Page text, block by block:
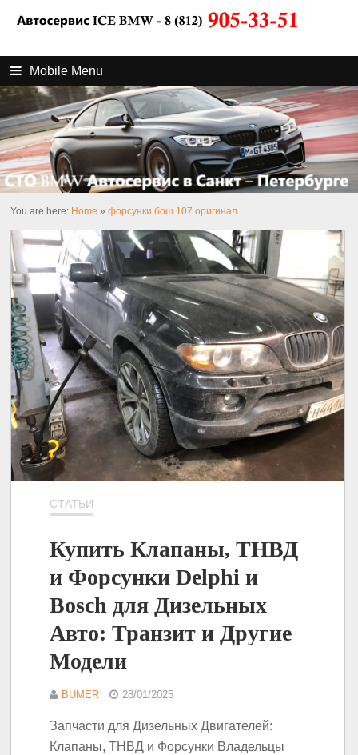
Mobile Menu
You are here: Home »форсунки бош 107 оригинал
СТАТЬИ
Купить Клапаны, ТНВД
и Форсунки Delphi и
Bosch для Дизельных
Авто: Транзит и Другие
Модели
BUMER 28/01/2025
Запчасти для Дизельных Двигателей:
Клапаны, ТНВД и Форсунки Владельцы